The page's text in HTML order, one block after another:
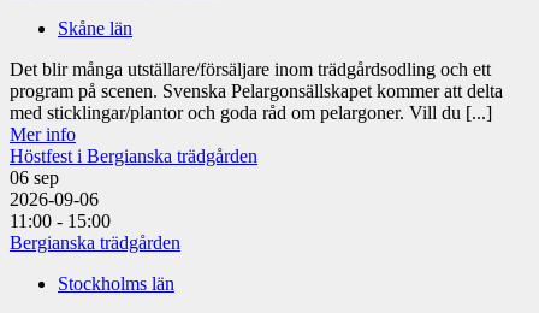
Skåne län
Det blir många utställare/försäljare inom trädgårdsodling och ett
program på scenen. Svenska Pelargonsällskapet kommer att delta
med sticklingar/plantor och goda råd om pelargoner. Vill du [...]
Mer info
Höstfest i Bergianska trädgården
06 sep
2026-09-06
11:00 - 15:00
Bergianska trädgården
Stockholms län